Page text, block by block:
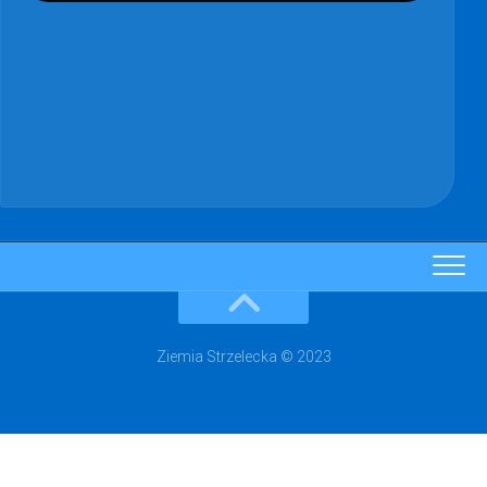
Ziemia Strzelecka © 2023